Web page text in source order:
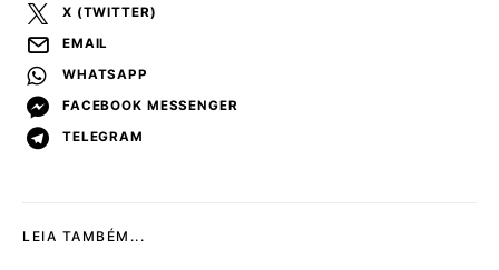
X (TWITTER)
EMAIL
WHATSAPP
FACEBOOK MESSENGER
TELEGRAM
LEIA TAMBÉM...